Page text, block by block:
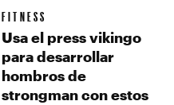
FITNESS
Usa el press vikingo
para desarrollar
hombros de
strongman con estos